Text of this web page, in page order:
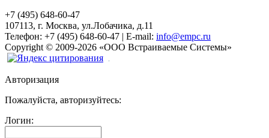
+7 (495) 648-60-47
107113, г. Москва, ул.Лобачика, д.11
Телефон: +7 (495) 648-60-47 | E-mail: info@empc.ru
Copyright © 2009-2026 «ООО Встраиваемые Системы»
Авторизация
Пожалуйста, авторизуйтесь:
Логин: